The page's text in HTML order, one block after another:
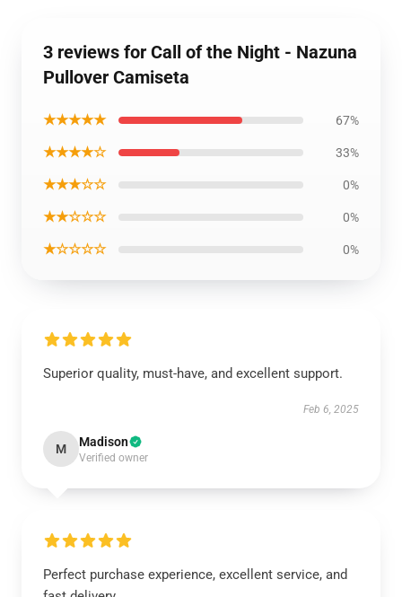
3 reviews for Call of the Night - Nazuna
Pullover Camiseta
★★★★★ 67%
★★★★☆ 33%
★★★☆☆ 0%
★★☆☆☆ 0%
★☆☆☆☆ 0%
Superior quality, must-have, and excellent support.
Feb 6, 2025
M Madison
Verified owner
Perfect purchase experience, excellent service, and